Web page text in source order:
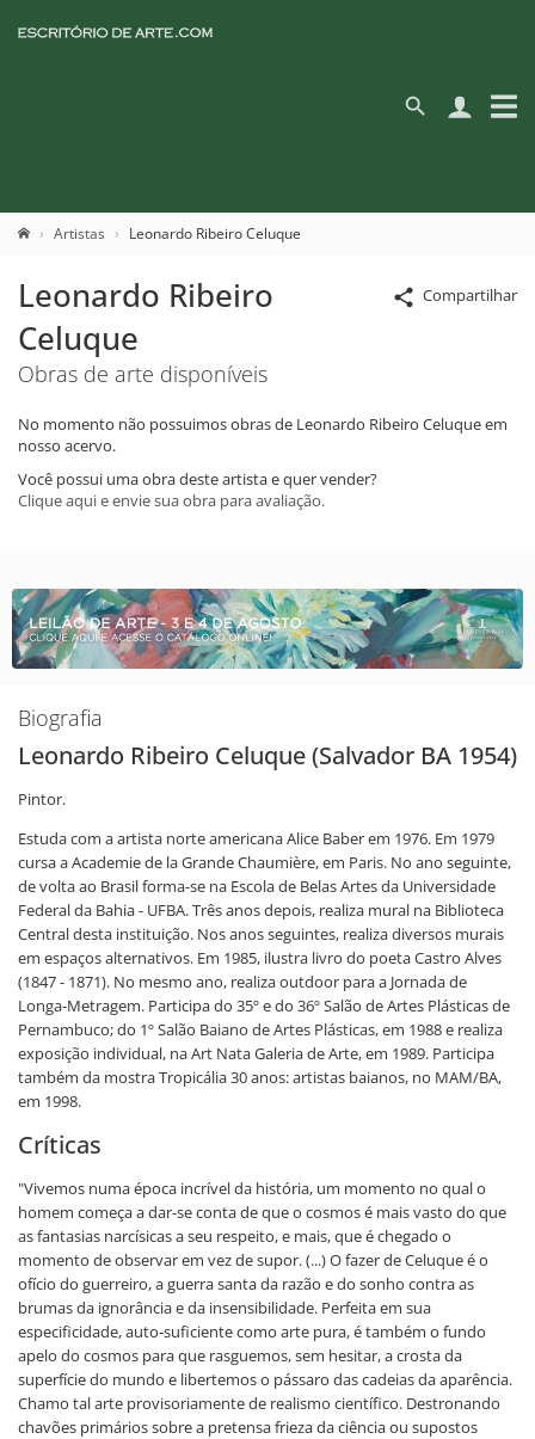
Artistas Leonardo Ribeiro Celuque
Compartilhar
Leonardo Ribeiro
Celuque
Obras de arte disponíveis
No momento não possuimos obras de Leonardo Ribeiro Celuque em
nosso acervo.
Você possui uma obra deste artista e quer vender?
Clique aqui e envie sua obra para avaliação.
Biografia
Leonardo Ribeiro Celuque (Salvador BA 1954)
Pintor.
Estuda com a artista norte americana Alice Baber em 1976. Em 1979
cursa a Academie de la Grande Chaumière, em Paris. No ano seguinte,
de volta ao Brasil forma-se na Escola de Belas Artes da Universidade
Federal da Bahia - UFBA. Três anos depois, realiza mural na Biblioteca
Central desta instituição. Nos anos seguintes, realiza diversos murais
em espaços alternativos. Em 1985, ilustra livro do poeta Castro Alves
(1847 - 1871). No mesmo ano, realiza outdoor para a Jornada de
Longa-Metragem. Participa do 35º e do 36º Salão de Artes Plásticas de
Pernambuco; do 1º Salão Baiano de Artes Plásticas, em 1988 e realiza
exposição individual, na Art Nata Galeria de Arte, em 1989. Participa
também da mostra Tropicália 30 anos: artistas baianos, no MAM/BA,
em 1998.
Críticas
"Vivemos numa época incrível da história, um momento no qual o
homem começa a dar-se conta de que o cosmos é mais vasto do que
as fantasias narcísicas a seu respeito, e mais, que é chegado o
momento de observar em vez de supor. (...) O fazer de Celuque é o
ofício do guerreiro, a guerra santa da razão e do sonho contra as
brumas da ignorância e da insensibilidade. Perfeita em sua
especificidade, auto-suficiente como arte pura, é também o fundo
apelo do cosmos para que rasguemos, sem hesitar, a crosta da
superfície do mundo e libertemos o pássaro das cadeias da aparência.
Chamo tal arte provisoriamente de realismo científico. Destronando
chavões primários sobre a pretensa frieza da ciência ou supostos